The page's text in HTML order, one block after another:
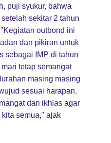
puji syukur, bahwa
sekitar 2 tahun
outbond ini
dan pikiran untuk
sebagai IMP di tahun
tetap semangat
masing masing
sesuai harapan,
dan ikhlas agar
semua," ajak